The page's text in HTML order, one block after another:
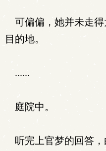
可偏偏，她并未走得
目的地。
......
庭院中。
听完上官梦的回答，